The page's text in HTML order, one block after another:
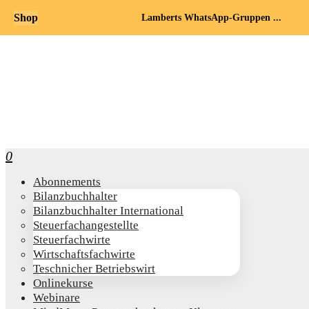
0
Abon­ne­ments
Bilanz­buch­hal­ter
Bilanz­buch­hal­ter International
Steu­er­fach­an­ge­stell­te
Steu­er­fach­wir­te
Wirt­schafts­fach­wir­te
Teschni­cher Betriebswirt
Online­kur­se
Web­i­na­re
Shop Lamberts WhatsApp-Gruppen ...